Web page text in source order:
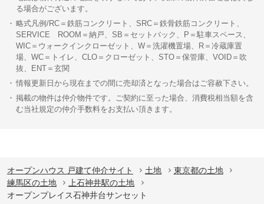
る場合がございます。
略式凡例/RC＝鉄筋コンクリート、SRC＝鉄骨鉄筋コンクリート、
SERVICE ROOM＝納戸、SB＝セットバック、P＝駐車スペース、
WIC＝ウォークインクローゼット、W＝洗濯機置場、R＝冷蔵庫置
場、WC＝トイレ、CLO＝クローゼット、STO＝保管庫、VOID＝吹
抜、ENT＝玄関
情報更新日から現在までの間に売却済となった場合はご容赦下さい。
掲載の物件は仲介物件です。ご契約に至った場合、消費税相当額を含
む当社規定の仲介手数料をお支払い頂きます。
オープンハウス 戸建て仲介サイト 土地
東京都の土地
練馬区の土地
上石神井駅の土地
オープンプレイス石神井台サンセット